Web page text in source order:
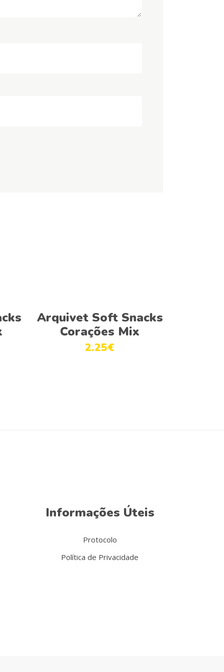
Adicionar
Arquivet Soft Snacks
Corações Mix
2.25€
Informações Úteis
Protocolo
Política de Privacidade